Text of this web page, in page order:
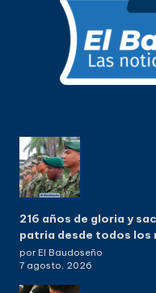
216 años de gloria y
patria desde todos los
por El Baudoseño
7 agosto, 2026